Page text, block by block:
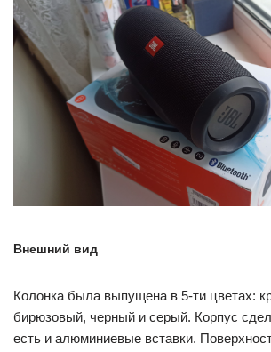
Внешний вид
Колонка была выпущена в 5-ти цветах:
бирюзовый, черный и серый. Корпус
есть и алюминиевые вставки.